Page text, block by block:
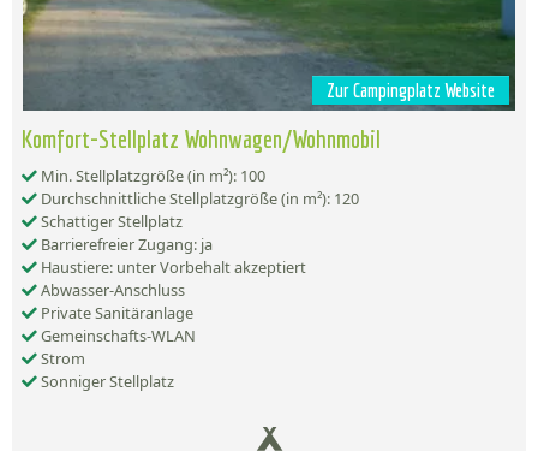
Zur Campingplatz Website
Komfort-Stellplatz Wohnwagen/Wohnmobil
Min. Stellplatzgröße (in m²): 100
Durchschnittliche Stellplatzgröße (in m²): 120
Schattiger Stellplatz
Barrierefreier Zugang: ja
Haustiere: unter Vorbehalt akzeptiert
Abwasser-Anschluss
Private Sanitäranlage
Gemeinschafts-WLAN
Strom
Sonniger Stellplatz